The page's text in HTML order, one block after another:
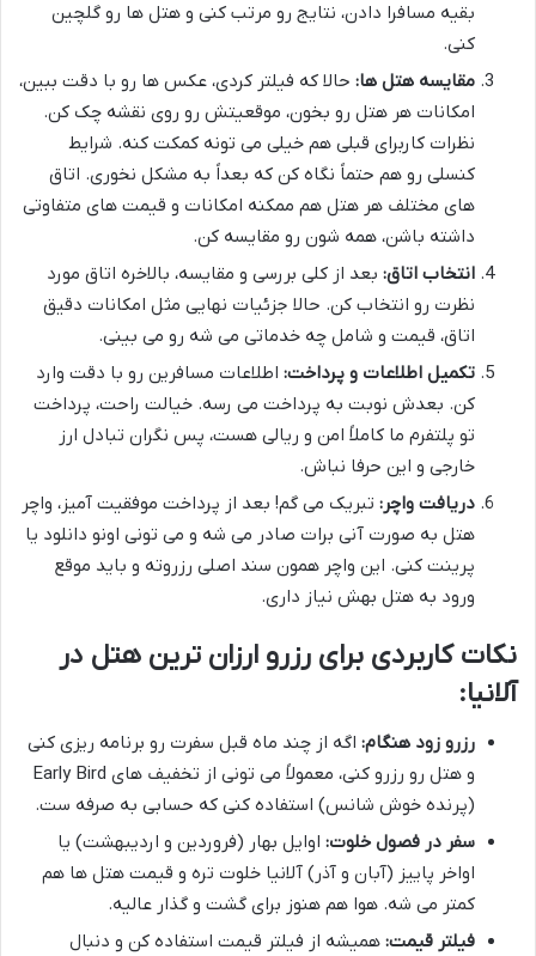
بقیه مسافرا دادن، نتایج رو مرتب کنی و هتل ها رو گلچین
کنی.
مقایسه هتل ها: حالا که فیلتر کردی، عکس ها رو با دقت ببین،
امکانات هر هتل رو بخون، موقعیتش رو روی نقشه چک کن.
نظرات کاربرای قبلی هم خیلی می تونه کمکت کنه. شرایط
کنسلی رو هم حتماً نگاه کن که بعداً به مشکل نخوری. اتاق
های مختلف هر هتل هم ممکنه امکانات و قیمت های متفاوتی
داشته باشن، همه شون رو مقایسه کن.
انتخاب اتاق: بعد از کلی بررسی و مقایسه، بالاخره اتاق مورد
نظرت رو انتخاب کن. حالا جزئیات نهایی مثل امکانات دقیق
اتاق، قیمت و شامل چه خدماتی می شه رو می بینی.
تکمیل اطلاعات و پرداخت: اطلاعات مسافرین رو با دقت وارد
کن. بعدش نوبت به پرداخت می رسه. خیالت راحت، پرداخت
تو پلتفرم ما کاملاً امن و ریالی هست، پس نگران تبادل ارز
خارجی و این حرفا نباش.
دریافت واچر: تبریک می گم! بعد از پرداخت موفقیت آمیز، واچر
هتل به صورت آنی برات صادر می شه و می تونی اونو دانلود یا
پرینت کنی. این واچر همون سند اصلی رزروته و باید موقع
ورود به هتل بهش نیاز داری.
نکات کاربردی برای رزرو ارزان ترین هتل در
آلانیا:
رزرو زود هنگام: اگه از چند ماه قبل سفرت رو برنامه ریزی کنی
و هتل رو رزرو کنی، معمولاً می تونی از تخفیف های Early Bird
(پرنده خوش شانس) استفاده کنی که حسابی به صرفه ست.
سفر در فصول خلوت: اوایل بهار (فروردین و اردیبهشت) یا
اواخر پاییز (آبان و آذر) آلانیا خلوت تره و قیمت هتل ها هم
کمتر می شه. هوا هم هنوز برای گشت و گذار عالیه.
فیلتر قیمت: همیشه از فیلتر قیمت استفاده کن و دنبال